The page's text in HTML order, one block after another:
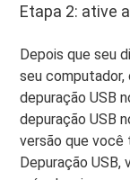
Etapa 2: ative
Depois que seu
seu
depuração USB
depuração USB
versão que você
Depuração USB,